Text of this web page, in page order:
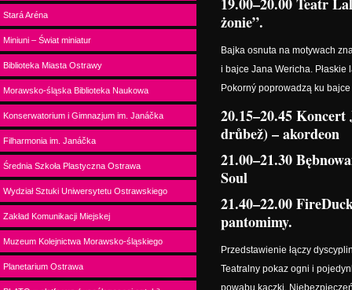
Stará Aréna
Miniuni – Świat miniatur
Biblioteka Miasta Ostrawy
Morawsko-śląska Biblioteka Naukowa
Konserwatorium i Gimnazjum im. Janáčka
Filharmonia im. Janáčka
Średnia Szkoła Plastyczna Ostrawa
Wydział Sztuki Uniwersytetu Ostrawskiego
Zakład Komunikacji Miejskej
Muzeum Kolejnictwa Morawsko-śląskiego
Planetarium Ostrawa
żonie”.
Bajka osnuta na motywach
i bajce Jana Wericha.
Pokorný poprowadzą ku
20.15–20.45
drůbež) – akordeon
21.00–21.30
Soul
21.40–22.00
pantomimy.
Przedstawienie łączy
Teatralny pokaz ogni i
powabu kaczki.